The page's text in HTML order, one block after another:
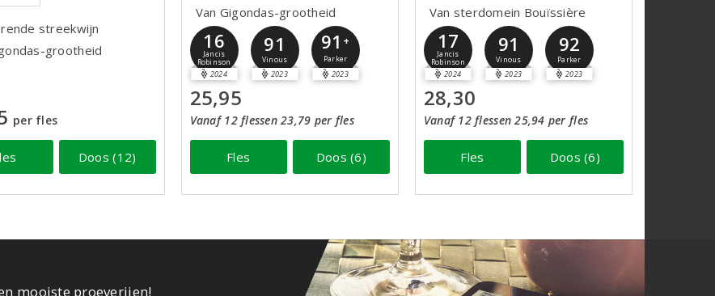
streekwijn
grootheid
per fles
Doos (12)
Van Gigondas-grootheid
16
Jancis
Robinson
2024
91
Vinous
2023
91 +
Parker
2023
25,95
Vanaf 12 flessen 23,79 per fles
Fles Doos (6)
Van sterdomein Bouïssière
17
Jancis
Robinson
2024
91
Vinous
2023
92
Parker
2023
28,30
Vanaf 12 flessen 25,94 per fles
Fles Doos (6)
mooiste proeverijen!